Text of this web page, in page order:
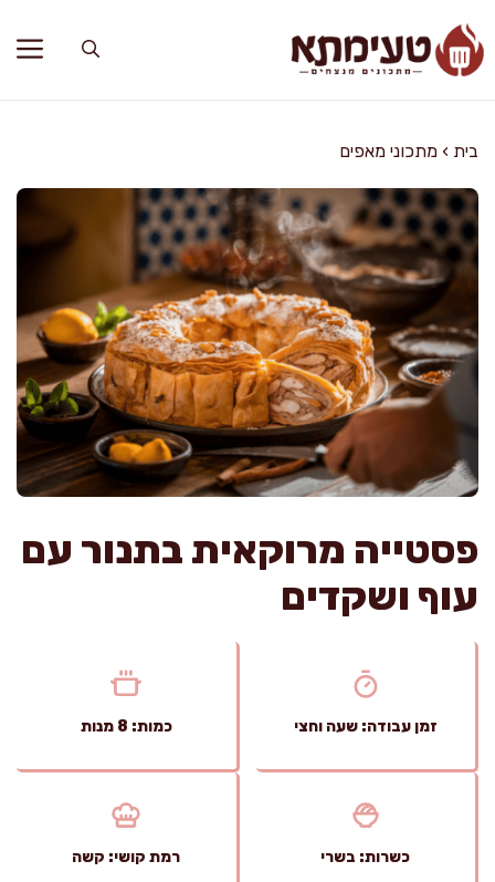
לתוכן
בית › מתכוני מאפים
פסטייה מרוקאית בתנור עם
עוף ושקדים
זמן עבודה: שעה וחצי כמות: 8 מנות
כשרות: בשרי רמת קושי: קשה